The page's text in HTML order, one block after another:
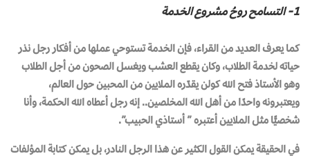
1- التسامح روحُ مشروع الخدمة
كما يعرف العديد من القراء، فإن الخدمة تستوحي عملها من أفكار رجل نذر
حياته لخدمة الطلاب، وكان يقطع العشب ويغسل الصحون من أجل الطلاب
وهو الأستاذ فتح الله كولن يقدّره الملايين من المحبين حول العالم،
ويعتبرونه واحدًا من أهل الله المخلصين.. إنه رجل أعطاه الله الحكمة، وأنا
شخصيًّا مثل الملايين أعتبره ” أستاذي الحبيب”.
في الحقيقة يمكن القول الكثير عن هذا الرجل النادر، بل يمكن كتابة المؤلفات